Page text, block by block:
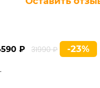
₽ 31990 ₽ -23%